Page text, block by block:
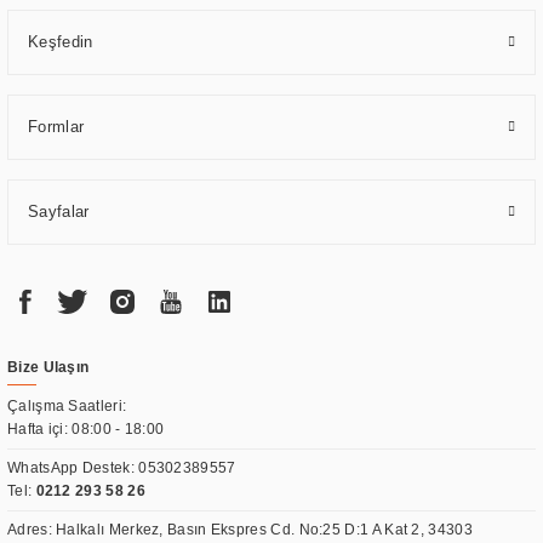
Keşfedin
Formlar
Sayfalar
Bize Ulaşın
Çalışma Saatleri:
Hafta içi: 08:00 - 18:00
WhatsApp Destek:05302389557
Tel: 0212 293 58 26
Adres: Halkalı Merkez, Basın Ekspres Cd. No:25 D:1 A Kat 2, 34303